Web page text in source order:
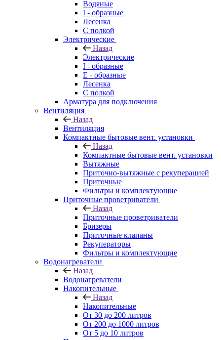
Водяные
I - образные
Лесенка
С полкой
Электрические
Назад
Электрические
I - образные
E - образные
Лесенка
С полкой
Арматура для подключения
Вентиляция
Назад
Вентиляция
Компактные бытовые вент. установки
Назад
Компактные бытовые вент. установки
Вытяжные
Приточно-вытяжные с рекуперацией
Приточные
Фильтры и комплектующие
Приточные проветриватели
Назад
Приточные проветриватели
Бризеры
Приточные клапаны
Рекуператоры
Фильтры и комплектующие
Водонагреватели
Назад
Водонагреватели
Накопительные
Назад
Накопительные
От 30 до 200 литров
От 200 до 1000 литров
От 5 до 10 литров